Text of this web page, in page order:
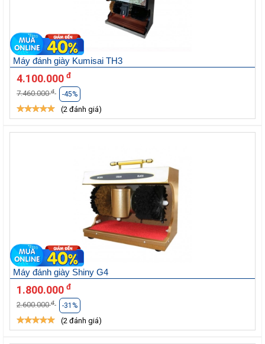
Máy đánh giày Kumisai TH3
4.100.000 đ
7.460.000đ -45%
(2 đánh giá)
Máy đánh giày Shiny G4
1.800.000 đ
2.600.000đ -31%
(2 đánh giá)